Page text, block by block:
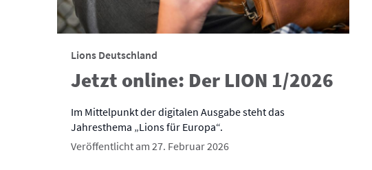
Lions Deutschland
Jetzt online: Der LION 1/2026
Im Mittelpunkt der digitalen Ausgabe steht das
Jahresthema „Lions für Europa“.
Veröffentlicht am 27. Februar 2026